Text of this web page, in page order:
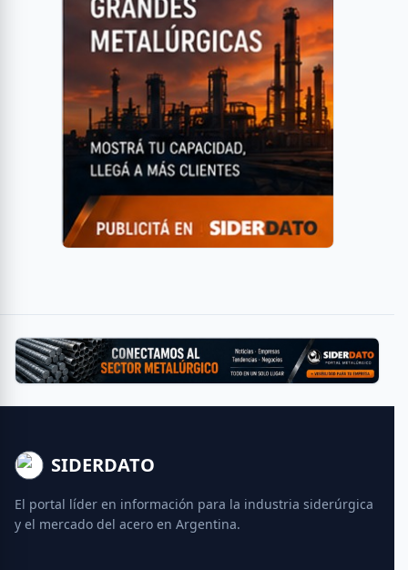
SIDERDATO
El portal líder en información para la industria siderúrgica
y el mercado del acero en Argentina.